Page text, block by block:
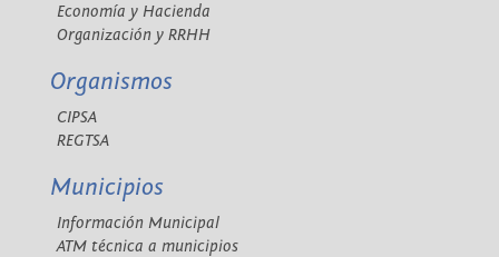
Economía y Hacienda
Organización y RRHH
Organismos
CIPSA
REGTSA
Municipios
Información Municipal
ATM técnica a municipios